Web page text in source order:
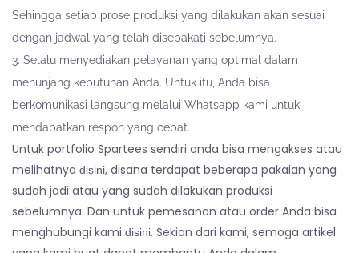
Sehingga setiap prose produksi yang dilakukan akan sesuai
dengan jadwal yang telah disepakati sebelumnya.
Selalu menyediakan pelayanan yang optimal dalam
menunjang kebutuhan Anda. Untuk itu, Anda bisa
berkomunikasi langsung melalui Whatsapp kami untuk
mendapatkan respon yang cepat.
Untuk portfolio Spartees sendiri anda bisa mengakses atau
melihatnya disini, disana terdapat beberapa pakaian yang
sudah jadi atau yang sudah dilakukan produksi
sebelumnya. Dan untuk pemesanan atau order Anda bisa
menghubungi kami disini. Sekian dari kami, semoga artikel